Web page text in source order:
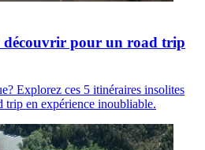
découvrir pour un road trip
Explorez ces 5 itinéraires insolites
trip en expérience inoubliable.